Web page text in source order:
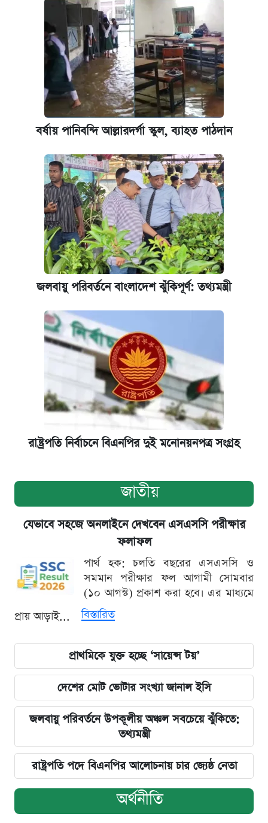
বর্ষায় পানিবন্দি আল্লারদর্গা স্কুল, ব্যাহত পাঠদান
জলবায়ু পরিবর্তনে বাংলাদেশ ঝুঁকিপূর্ণ: তথ্যমন্ত্রী
রাষ্ট্রপতি নির্বাচনে বিএনপির দুই মনোনয়নপত্র সংগ্রহ
জাতীয়
যেভাবে সহজে অনলাইনে দেখবেন এসএসসি পরীক্ষার
ফলাফল
পার্থ হক: চলতি বছরের এসএসসি ও
সমমান পরীক্ষার ফল আগামী সোমবার
(১০ আগস্ট) প্রকাশ করা হবে। এর মাধ্যমে
প্রায় আড়াই...
বিস্তারিত
প্রাথমিকে যুক্ত হচ্ছে ‘সায়েন্স টয়’
দেশের মোট ভোটার সংখ্যা জানাল ইসি
জলবায়ু পরিবর্তনে উপকূলীয় অঞ্চল সবচেয়ে ঝুঁকিতে:
তথ্যমন্ত্রী
রাষ্ট্রপতি পদে বিএনপির আলোচনায় চার জ্যেষ্ঠ নেতা
অর্থনীতি